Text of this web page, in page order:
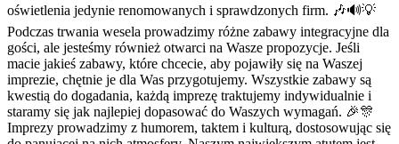
oświetlenia jedynie renomowanych i sprawdzonych firm. 🎶🔊💡
Podczas trwania wesela prowadzimy różne zabawy integracyjne dla
gości, ale jesteśmy również otwarci na Wasze propozycje. Jeśli
macie jakieś zabawy, które chcecie, aby pojawiły się na Waszej
imprezie, chętnie je dla Was przygotujemy. Wszystkie zabawy są
kwestią do dogadania, każdą imprezę traktujemy indywidualnie i
staramy się jak najlepiej dopasować do Waszych wymagań. 🎉🎊
Imprezy prowadzimy z humorem, taktem i kulturą, dostosowując się